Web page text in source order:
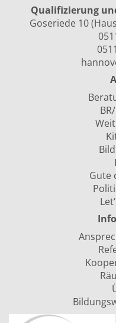
Qualifizierung
Goseriede 10
Gute